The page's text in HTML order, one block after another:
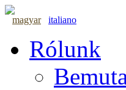
magyar italiano
Rólunk